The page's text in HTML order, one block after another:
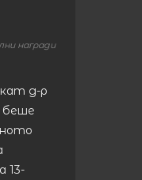
награди
д-р
беше
13-